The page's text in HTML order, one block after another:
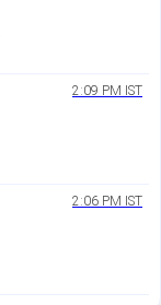
2:09 PM IST
2:06 PM IST